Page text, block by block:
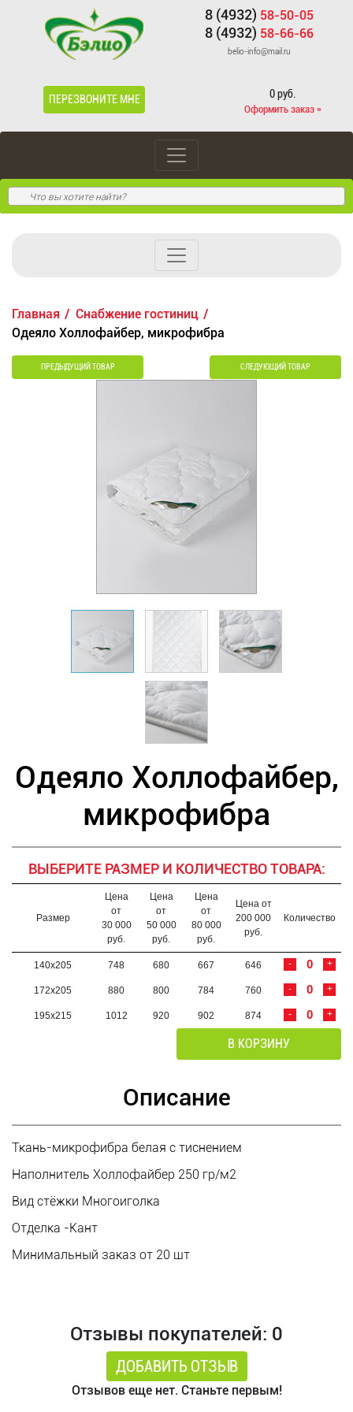
8 (4932) 58-50-05
8 (4932) 58-66-66
belio-info@mail.ru
ПЕРЕЗВОНИТЕ МНЕ 0 руб.
Оформить заказ »
Главная
Cнабжение гостиниц
Одеяло Холлофайбер, микрофибра
ПРЕДЫДУЩИЙ ТОВАР СЛЕДУЮЩИЙ ТОВАР
Одеяло Холлофайбер,
микрофибра
ВЫБЕРИТЕ РАЗМЕР И КОЛИЧЕСТВО ТОВАРА:
Размер
Цена
от
30 000
руб.
Цена
от
50 000
руб.
Цена
от
80 000
руб.
Цена от
200 000
руб.
Количество
140х205 748 680 667 646 +
-
172х205 880 800 784 760 +
-
195х215 1012 920 902 874 +
-
В КОРЗИНУ
Описание
Ткань-микрофибра белая с тиснением
Наполнитель Холлофайбер 250 гр/м2
Вид стёжки Многоиголка
Отделка -Кант
Минимальный заказ от 20 шт
Отзывы покупателей: 0
ДОБАВИТЬ ОТЗЫВ
Отзывов еще нет. Станьте первым!